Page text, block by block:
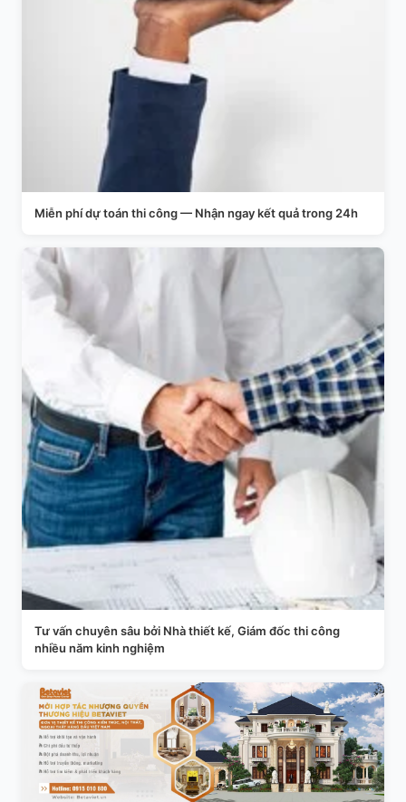
Miễn phí dự toán thi công — Nhận ngay kết quả trong 24h
Tư vấn chuyên sâu bởi Nhà thiết kế, Giám đốc thi công
nhiều năm kinh nghiệm